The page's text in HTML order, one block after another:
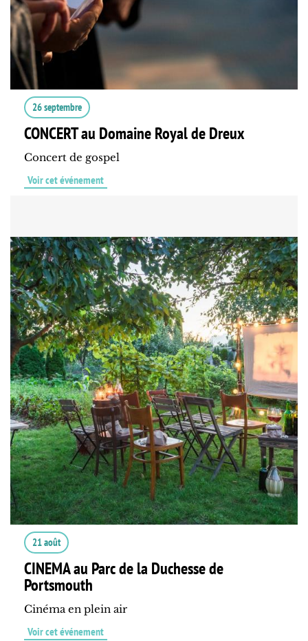
26 septembre
CONCERT au Domaine Royal de Dreux
Concert de gospel
Voir cet événement
21 août
CINEMA au Parc de la Duchesse de
Portsmouth
Cinéma en plein air
Voir cet événement